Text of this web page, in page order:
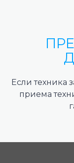
Если техника
приема